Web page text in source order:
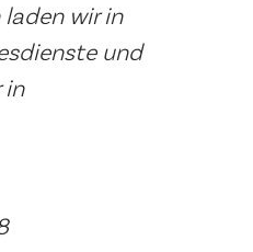
wir in
und
in